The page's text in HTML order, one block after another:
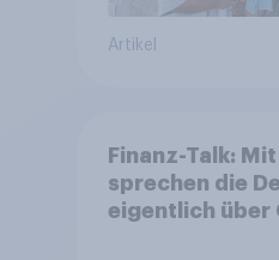
Artikel
Finanz-Talk:
sprechen die
eigentlich über